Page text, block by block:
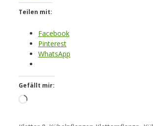
Teilen mit:
Facebook
Pinterest
WhatsApp
Gefällt mir:
Loading…